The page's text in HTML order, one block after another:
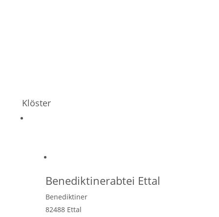
Klöster
Benediktinerabtei Ettal
Benediktiner
82488 Ettal